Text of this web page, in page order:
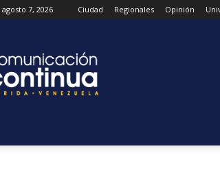
7, 2026 Ciudad Regionales Opinión